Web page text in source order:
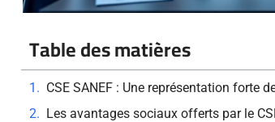
Table des matières
CSE SANEF : Une représentation forte
Les avantages sociaux offerts par le